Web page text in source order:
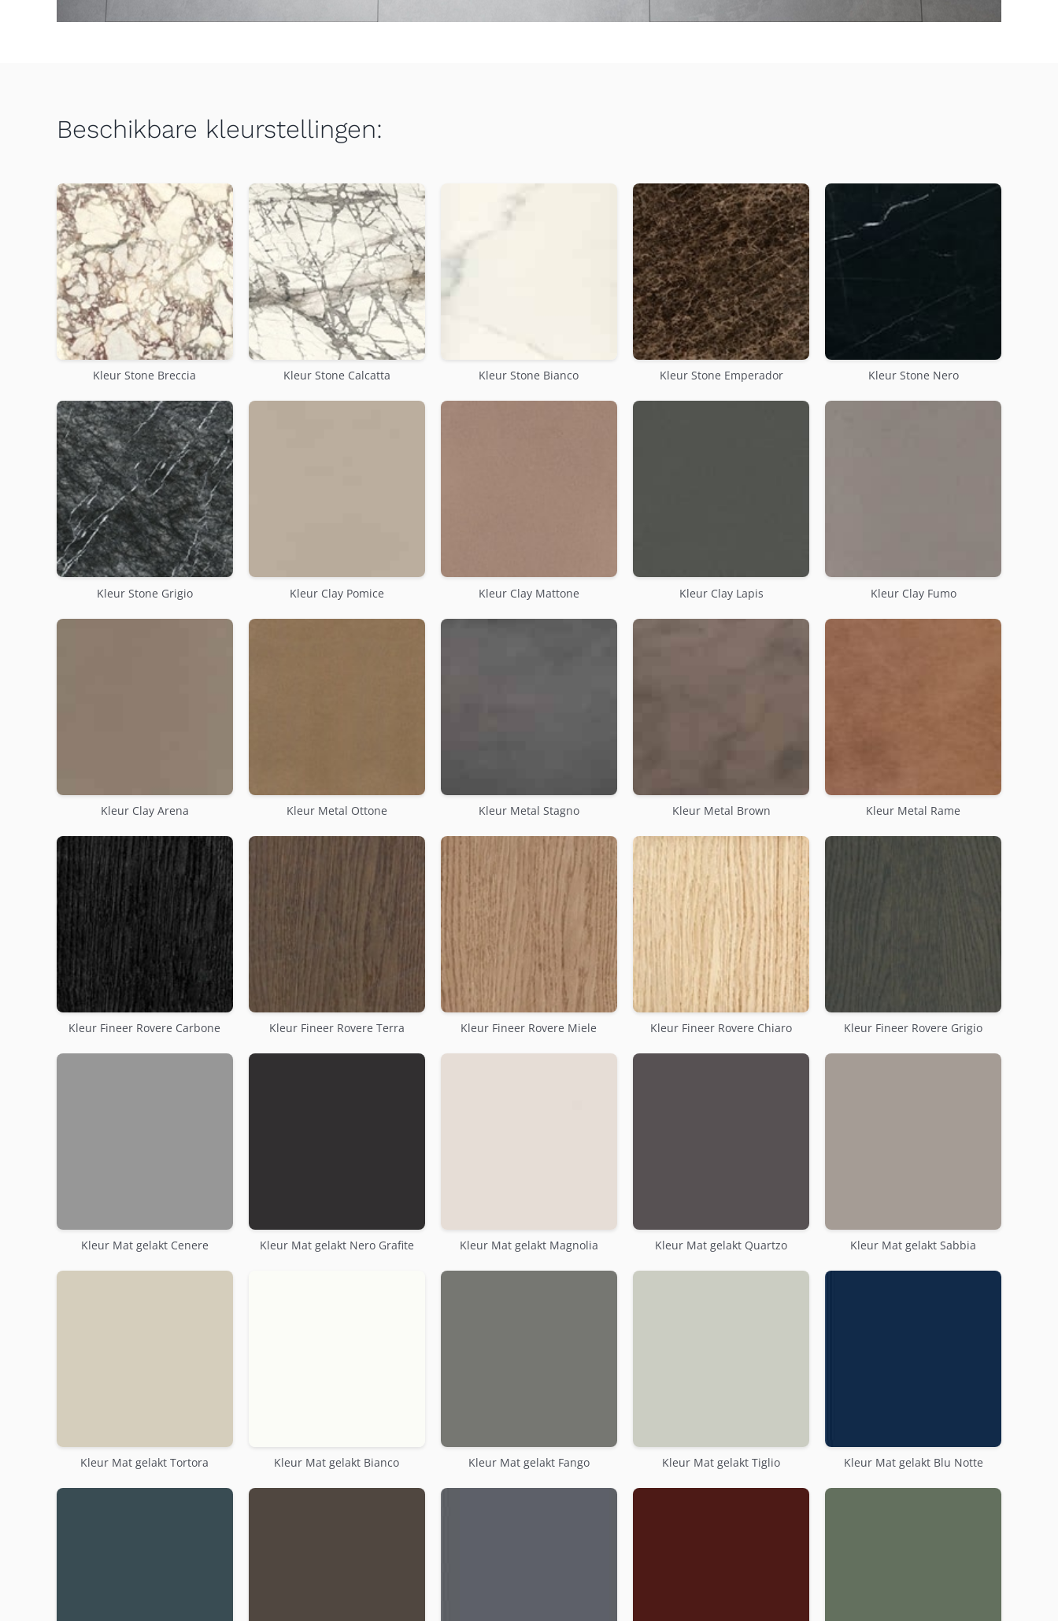
Beschikbare kleurstellingen:
Kleur Stone Breccia Kleur Stone Calcatta Kleur Stone Bianco Kleur Stone Emperador Kleur Stone Nero
Kleur Stone Grigio Kleur Clay Pomice Kleur Clay Mattone Kleur Clay Lapis Kleur Clay Fumo
Kleur Clay Arena Kleur Metal Ottone Kleur Metal Stagno Kleur Metal Brown Kleur Metal Rame
Kleur Fineer Rovere Carbone Kleur Fineer Rovere Terra Kleur Fineer Rovere Miele Kleur Fineer Rovere Chiaro Kleur Fineer Rovere Grigio
Kleur Mat gelakt Cenere Kleur Mat gelakt Nero Grafite Kleur Mat gelakt Magnolia Kleur Mat gelakt Quartzo Kleur Mat gelakt Sabbia
Kleur Mat gelakt Tortora Kleur Mat gelakt Bianco Kleur Mat gelakt Fango Kleur Mat gelakt Tiglio Kleur Mat gelakt Blu Notte